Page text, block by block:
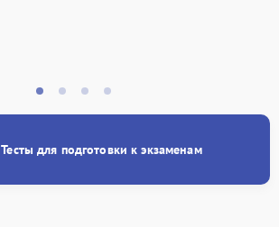
Тесты для подготовки к экзаменам